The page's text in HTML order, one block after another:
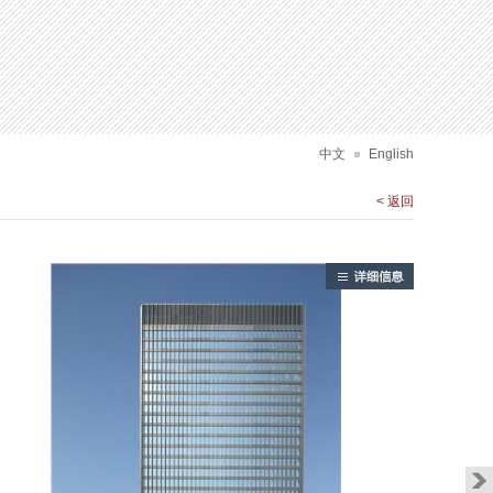
中文 English
< 返回
建筑设计